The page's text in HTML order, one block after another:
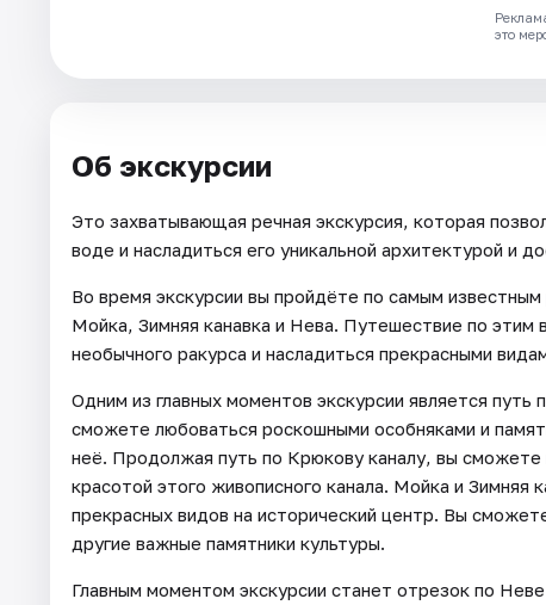
это
Об экскурсии
Это захватывающая речная экскурсия, которая
воде и насладиться его уникальной архитектурой и
Во время экскурсии вы пройдёте по самым
Мойка, Зимняя канавка и Нева. Путешествие по этим
необычного ракурса и насладиться прекрасными
Одним из главных моментов экскурсии является
сможете любоваться роскошными особняками и
неё. Продолжая путь по Крюкову каналу, вы сможете
красотой этого живописного канала. Мойка и
прекрасных видов на исторический центр. Вы
другие важные памятники культуры.
Главным моментом экскурсии станет отрезок по